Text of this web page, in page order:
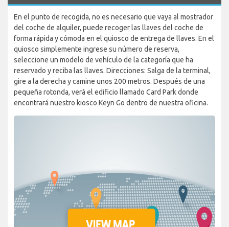
En el punto de recogida, no es necesario que vaya al mostrador
del coche de alquiler, puede recoger las llaves del coche de
forma rápida y cómoda en el quiosco de entrega de llaves. En el
quiosco simplemente ingrese su número de reserva,
seleccione un modelo de vehículo de la categoría que ha
reservado y reciba las llaves. Direcciones: Salga de la terminal,
gire a la derecha y camine unos 200 metros. Después de una
pequeña rotonda, verá el edificio llamado Card Park donde
encontrará nuestro kiosco Keyn Go dentro de nuestra oficina.